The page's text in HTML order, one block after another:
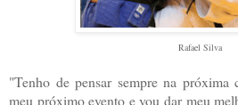
Rafael Silva
"Tenho de pensar sempre na próxima
meu próximo evento e vou dar meu